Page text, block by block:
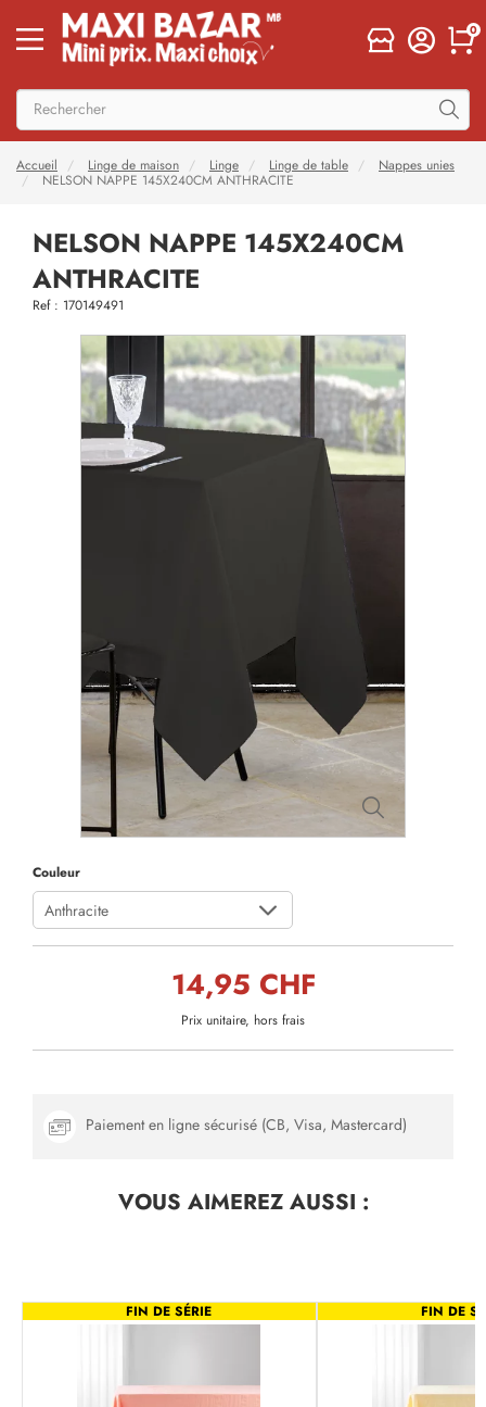
0
Accueil Linge de maison Linge Linge de table
Nappes unies
NELSON NAPPE 145X240CM ANTHRACITE
NELSON NAPPE 145X240CM
ANTHRACITE
Ref : 170149491
Couleur
Anthracite
14,95 CHF
Prix unitaire, hors frais
Paiement en ligne sécurisé (CB, Visa, Mastercard)
VOUS AIMEREZAUSSI :
FIN DE SÉRIE FIN DE